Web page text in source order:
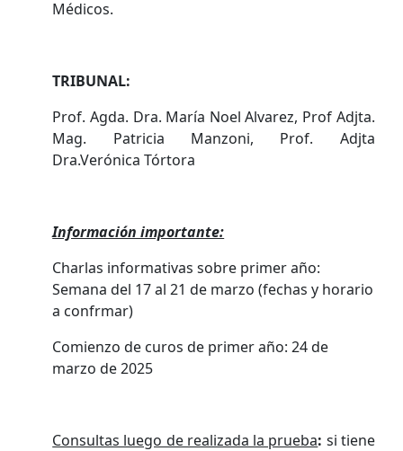
Médicos.
TRIBUNAL:
Prof. Agda. Dra. María Noel Alvarez, Prof Adjta.
Mag. Patricia Manzoni, Prof. Adjta
Dra.Verónica Tórtora
Información importante:
Charlas informativas sobre primer año:
Semana del 17 al 21 de marzo (fechas y horario
a confrmar)
Comienzo de curos de primer año: 24 de
marzo de 2025
Consultas luego de realizada la prueba: si tiene